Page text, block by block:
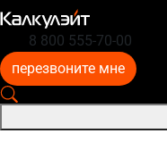
8 800 555-70-00
перезвоните мне